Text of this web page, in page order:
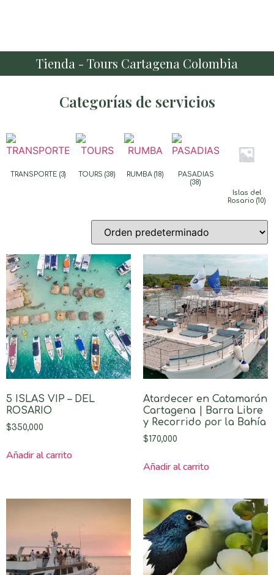
Tienda - Tours Cartagena Colombia
Categorías de servicios
TRANSPORTE (3) TOURS(38) RUMBA (18)
PASADIAS
(38)
Islas del
Rosario (10)
5 ISLAS VIP – DEL
ROSARIO
$350,000
Añadir al carrito
Atardecer en Catamarán
Cartagena | Barra Libre
y Recorrido por la Bahía
$170,000
Añadir al carrito